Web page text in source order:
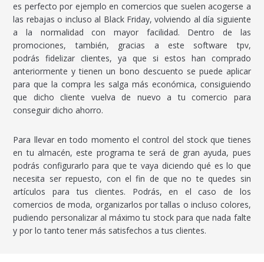
es perfecto por ejemplo en comercios que suelen acogerse a
las rebajas o incluso al Black Friday, volviendo al día siguiente
a la normalidad con mayor facilidad. Dentro de las
promociones, también, gracias a este software tpv,
podrás fidelizar clientes, ya que si estos han comprado
anteriormente y tienen un bono descuento se puede aplicar
para que la compra les salga más económica, consiguiendo
que dicho cliente vuelva de nuevo a tu comercio para
conseguir dicho ahorro.
Para llevar en todo momento el control del stock que tienes
en tu almacén, este programa te será de gran ayuda, pues
podrás configurarlo para que te vaya diciendo qué es lo que
necesita ser repuesto, con el fin de que no te quedes sin
artículos para tus clientes. Podrás, en el caso de los
comercios de moda, organizarlos por tallas o incluso colores,
pudiendo personalizar al máximo tu stock para que nada falte
y por lo tanto tener más satisfechos a tus clientes.